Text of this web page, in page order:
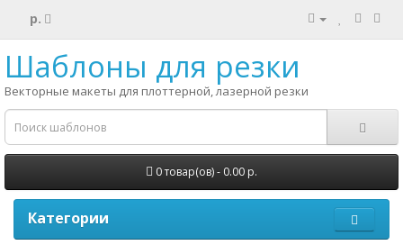
р.
Шаблоны для резки
Векторные макеты для плоттерной, лазерной резки
0 товар(ов) - 0.00 р.
Категории